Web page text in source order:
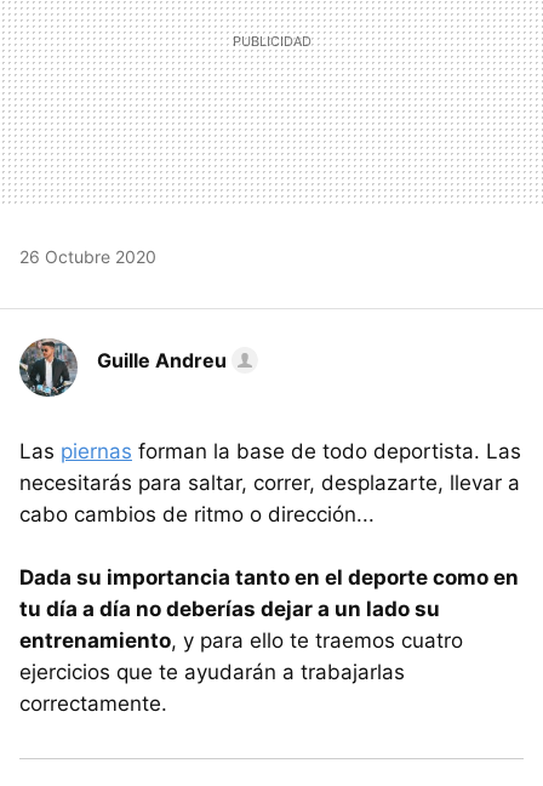
26 Octubre 2020
Guille Andreu
Las piernas forman la base de todo deportista. Las
necesitarás para saltar, correr, desplazarte, llevar a
cabo cambios de ritmo o dirección...
Dada su importancia tanto en el deporte como en
tu día a día no deberías dejar a un lado su
entrenamiento, y para ello te traemos cuatro
ejercicios que te ayudarán a trabajarlas
correctamente.